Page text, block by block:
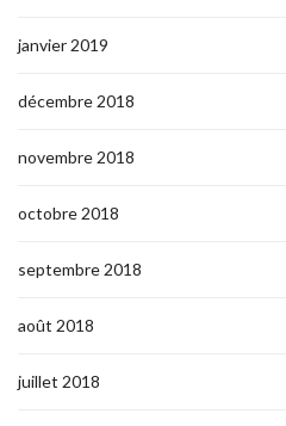
janvier 2019
décembre 2018
novembre 2018
octobre 2018
septembre 2018
août 2018
juillet 2018